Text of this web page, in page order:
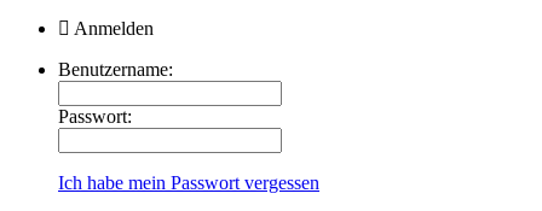
Anmelden
Benutzername:
Passwort:
Ich habe mein Passwort vergessen